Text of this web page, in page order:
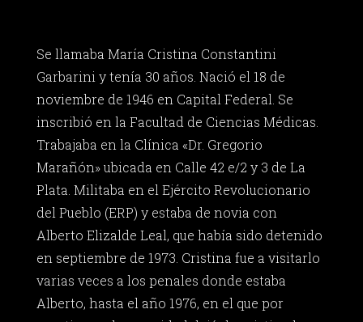
Se llamaba María Cristina Constantini
Garbarini y tenía 30 años. Nació el 18 de
noviembre de 1946 en Capital Federal. Se
inscribió en la Facultad de Ciencias Médicas.
Trabajaba en la Clínica «Dr. Gregorio
Marañón» ubicada en Calle 42 e/2 y 3 de La
Plata. Militaba en el Ejército Revolucionario
del Pueblo (ERP) y estaba de novia con
Alberto Elizalde Leal, que había sido detenido
en septiembre de 1973. Cristina fue a visitarlo
varias veces a los penales donde estaba
Alberto, hasta el año 1976, en el que por